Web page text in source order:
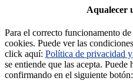
Aqualecer
Para el correcto funcionamento
cookies. Puede ver las
click aquí: Política de privacidad
se entiende que las acepta. Puede
confirmando en el siguiente botón: